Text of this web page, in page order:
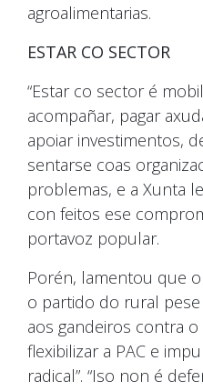
agroalimentarias.
ESTAR CO SECTOR
“Estar co sector é
acompañar, pagar
apoiar investimentos,
sentarse coas
problemas, e a Xunta
con feitos ese
portavoz popular.
Porén, lamentou que
o partido do rural
aos gandeiros contra
flexibilizar a PAC e
radical”. “Iso non é